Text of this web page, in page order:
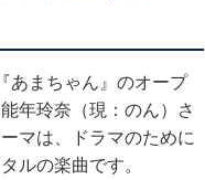
あまちゃん』のオープ
年玲奈（現：のん）さ
マは、ドラマのために
ルの楽曲です。